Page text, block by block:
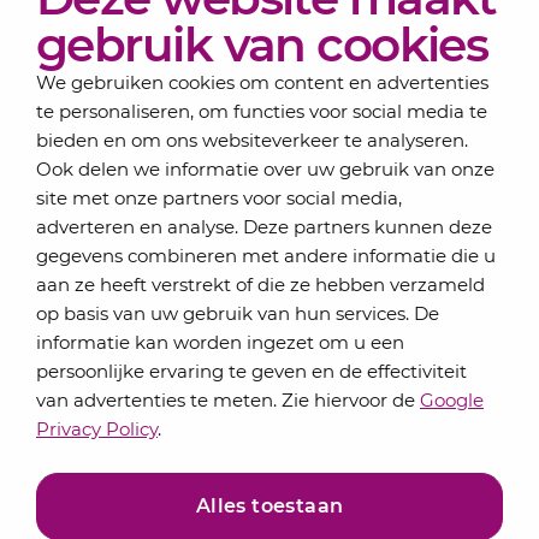
gebruik van cookies
We gebruiken cookies om content en advertenties
te personaliseren, om functies voor social media te
bieden en om ons websiteverkeer te analyseren.
Ook delen we informatie over uw gebruik van onze
site met onze partners voor social media,
adverteren en analyse. Deze partners kunnen deze
gegevens combineren met andere informatie die u
aan ze heeft verstrekt of die ze hebben verzameld
op basis van uw gebruik van hun services. De
informatie kan worden ingezet om u een
persoonlijke ervaring te geven en de effectiviteit
van advertenties te meten. Zie hiervoor de Google
Privacy Policy.
Alles toestaan
Over Lansigt
Contact
Schrijf je in voor onze nieuwsbrief
Elke maand bundelen de adviseurs van Lansigt in
de eSigt het nieuws.
Jouw emailadres
Inschrijven